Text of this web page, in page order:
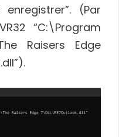
(Par
“C:\Program
Raisers Edge